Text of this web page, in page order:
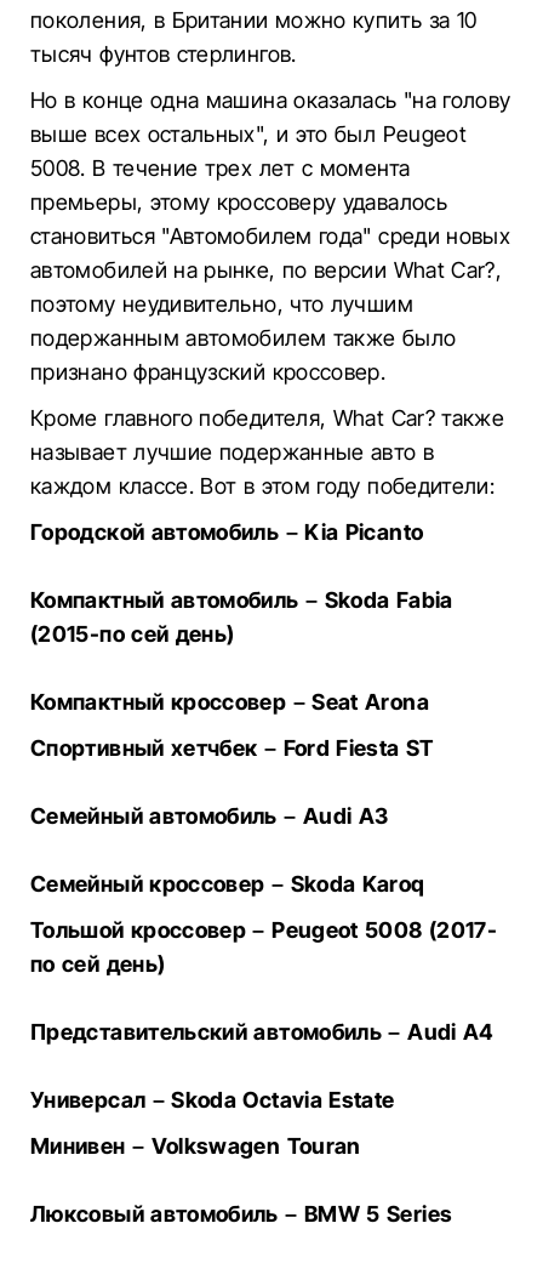
поколения, в Британии можно купить за 10
тысяч фунтов стерлингов.
Но в конце одна машина оказалась "на голову
выше всех остальных", и это был Peugeot
5008. В течение трех лет с момента
премьеры, этому кроссоверу удавалось
становиться "Автомобилем года" среди новых
автомобилей на рынке, по версии What Car?,
поэтому неудивительно, что лучшим
подержанным автомобилем также было
признано французский кроссовер.
Кроме главного победителя, What Car? также
называет лучшие подержанные авто в
каждом классе. Вот в этом году победители:
Городской автомобиль – Kia Picanto
Компактный автомобиль – Skoda Fabia
(2015-по сей день)
Компактный кроссовер – Seat Arona
Спортивный хетчбек – Ford Fiesta ST
Семейный автомобиль – Audi A3
Семейный кроссовер – Skoda Karoq
Тольшой кроссовер – Peugeot 5008 (2017-
по сей день)
Представительский автомобиль – Audi A4
Универсал – Skoda Octavia Estate
Минивен – Volkswagen Touran
Люксовый автомобиль – BMW 5 Series